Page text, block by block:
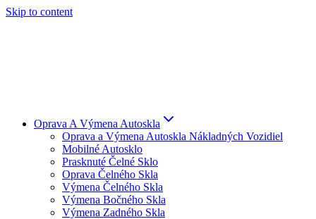
Skip to content
Oprava A Výmena Autoskla
Oprava a Výmena Autoskla Nákladných Vozidiel
Mobilné Autosklo
Prasknuté Čelné Sklo
Oprava Čelného Skla
Výmena Čelného Skla
Výmena Bočného Skla
Výmena Zadného Skla